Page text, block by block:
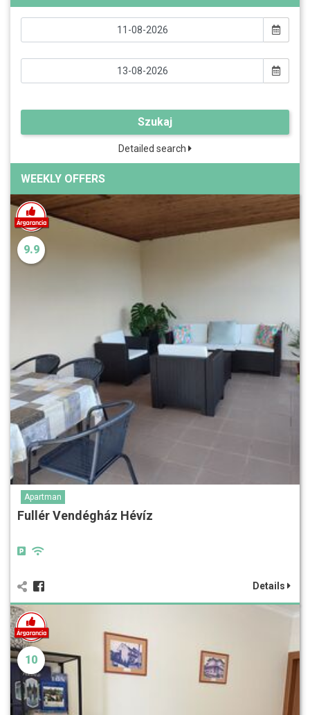
Szukaj
Detailed search
WEEKLY OFFERS
9.9
Apartman
Fullér Vendégház Hévíz
Details
10